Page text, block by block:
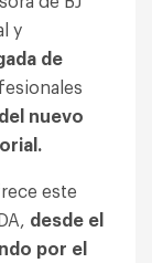
y
de
nuevo
este
desde el
por el